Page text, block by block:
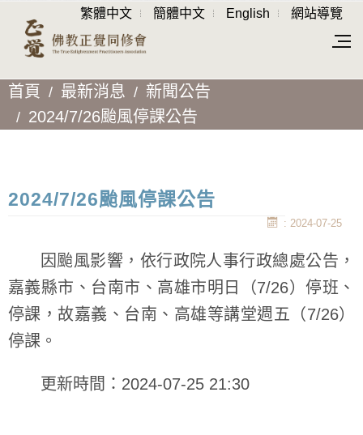
繁體中文 簡體中文 English 網站導覽
首頁 最新消息
新聞公告
2024/7/26颱風停課公告
2024/7/26颱風停課公告
: 2024-07-25
因颱風影響，依行政院人事行政總處公告，
嘉義縣市、台南市、高雄市明日（7/26）停班、
停課，故嘉義、台南、高雄等講堂週五（7/26）
停課。
更新時間：2024-07-25 21:30